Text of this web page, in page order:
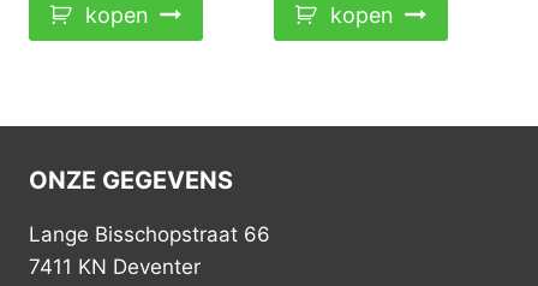
kopen kopen
ONZE GEGEVENS
Lange Bisschopstraat 66
7411 KN Deventer